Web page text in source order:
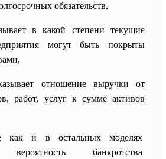
обязательств,
в какой степени текущие
могут быть покрыты
отношение выручки от
работ, услуг к сумме активов
как и в остальных моделях
вероятность банкротства